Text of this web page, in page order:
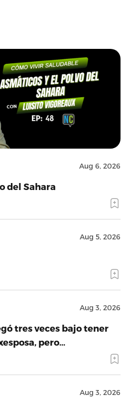
Aug 6, 2026
del Sahara
Aug 5, 2026
Aug 3, 2026
tres veces bajo tener
pero…
Aug 3, 2026